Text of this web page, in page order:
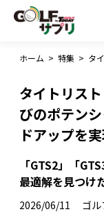
ホーム > 特集 >
タイトリス
びのポテン
ドアップを実
「GTS2」「
最適解を見つけ
2026/06/11 ゴル